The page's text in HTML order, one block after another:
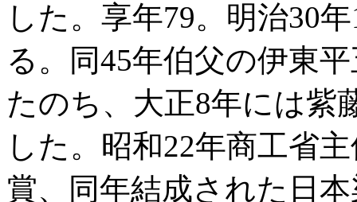
した。享年79。明治30
る。同45年伯父の伊東
たのち、大正8年には紫
した。昭和22年商工省
賞、同年結成された日